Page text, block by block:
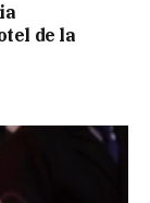
de la